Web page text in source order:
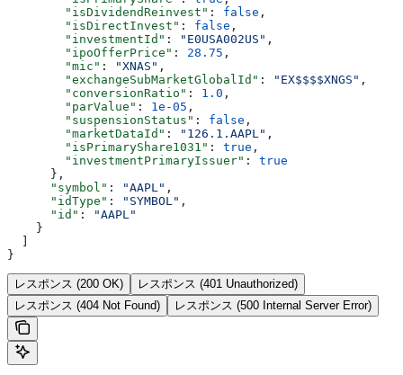
        "isDividendReinvest"
: false ,
        "isDirectInvest"
: false ,
        "investmentId"
: "E0USA002US" ,
        "ipoOfferPrice"
: 28.75 ,
        "mic"
: "XNAS" ,
        "exchangeSubMarketGlobalId"
: "EX$$$$XNGS" ,
        "conversionRatio"
: 1.0 ,
        "parValue"
: 1e-05 ,
        "suspensionStatus"
: false ,
        "marketDataId"
: "126.1.AAPL" ,
        "isPrimaryShare1031"
: true ,
        "investmentPrimaryIssuer"
: true
      },
      "symbol"
: "AAPL" ,
      "idType"
: "SYMBOL" ,
      "id"
:
"AAPL"
    }
}
レスポンス (200 OK)
レスポンス (401 Unauthorized)
レスポンス (404 Not Found)
レスポンス (500 Internal Server Error)